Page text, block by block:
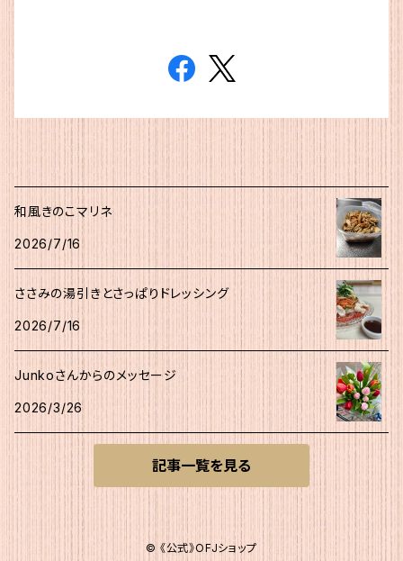
和風きのこマリネ
2026/7/16
ささみの湯引きとさっぱりドレッシング
2026/7/16
Junkoさんからのメッセージ
2026/3/26
記事一覧を見る
© 《公式》OFJショップ